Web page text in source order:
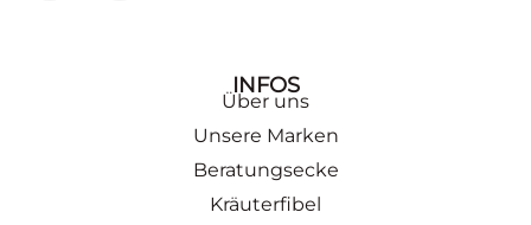
INFOS
Über uns
Unsere Marken
Beratungsecke
Kräuterfibel